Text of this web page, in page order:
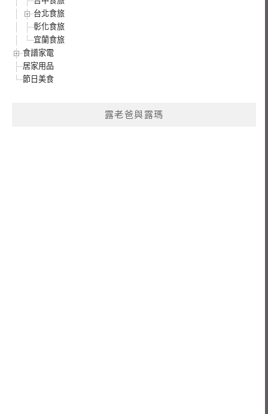
台北食旅
彰化食旅
宜蘭食旅
食譜家電
居家用品
節日美食
露老爸與露瑪